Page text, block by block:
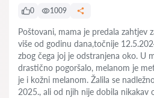
0 1009
Poštovani, mama je predala zahtjev
više od godinu dana,točnije
zbog čega joj je odstranjena oko. U
drastično pogoršalo, melanom je
je i kožni melanom. Žalila se
2025., ali od njih nije dobila nikakav